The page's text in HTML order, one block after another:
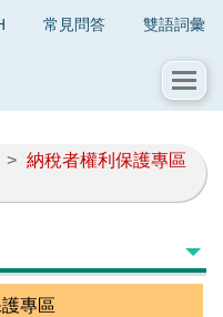
常見問答 雙語詞彙
> 納稅者權利保護專區
專區